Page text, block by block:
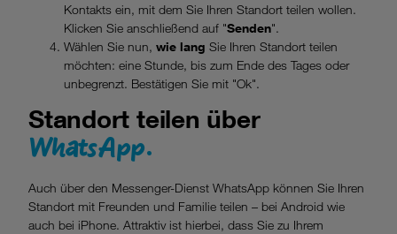
Kontakts ein, mit dem Sie Ihren Standort teilen wollen.
Klicken Sie anschließend auf "Senden".
Wählen Sie nun, wie lang Sie Ihren Standort teilen
möchten: eine Stunde, bis zum Ende des Tages oder
unbegrenzt. Bestätigen Sie mit "Ok".
Standort teilen über
WhatsApp.
Auch über den Messenger-Dienst WhatsApp können Sie Ihren
Standort mit Freunden und Familie teilen – bei Android wie
auch bei iPhone. Attraktiv ist hierbei, dass Sie zu Ihrem